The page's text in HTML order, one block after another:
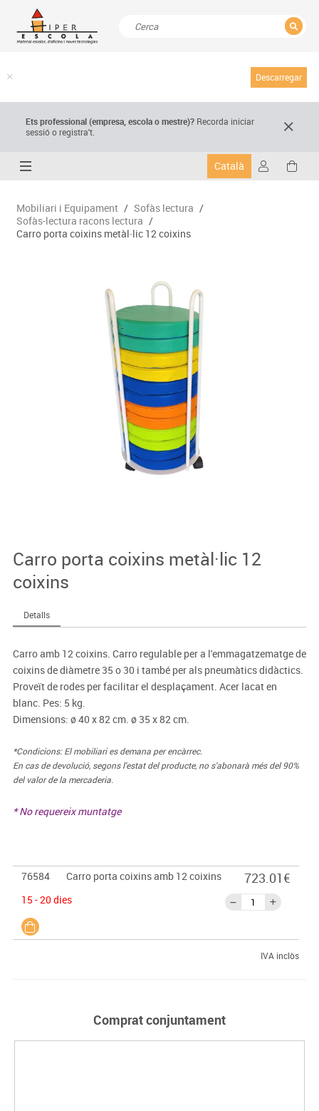
Descarregar
Ets professional (empresa,escola o mestre)? Recorda iniciar
sessió o registra't.
Català
Mobiliari i Equipament / Sofàs lectura /
Sofàs-lectura racons lectura /
Carro porta coixins metàl·lic 12 coixins
Carro porta coixins metàl·lic 12
coixins
Detalls
Carro amb 12 coixins. Carro regulable per a l'emmagatzematge de
coixins de diàmetre 35 o 30 i també per als pneumàtics didàctics.
Proveït de rodes per facilitar el desplaçament. Acer lacat en
blanc. Pes: 5 kg.
Dimensions: ø 40 x 82 cm. ø 35 x 82 cm.
*Condicions: El mobiliari es demana per encàrrec.
En cas de devolució, segons l'estat del producte, no s'abonarà més del 90%
del valor de la mercaderia.
* No requereix muntatge
76584
Carro porta coixins amb 12 coixins
15 - 20 dies
723.01€
IVA inclòs
Comprat conjuntament